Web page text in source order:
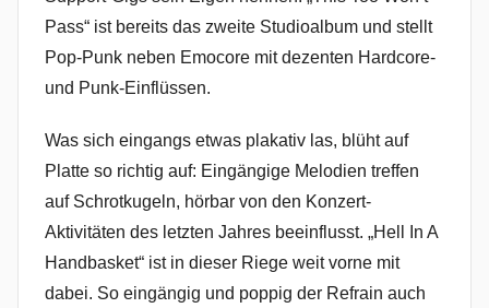
Pass“ ist bereits das zweite Studioalbum und stellt
Pop-Punk neben Emocore mit dezenten Hardcore-
und Punk-Einflüssen.
Was sich eingangs etwas plakativ las, blüht auf
Platte so richtig auf: Eingängige Melodien treffen
auf Schrotkugeln, hörbar von den Konzert-
Aktivitäten des letzten Jahres beeinflusst. „Hell In A
Handbasket“ ist in dieser Riege weit vorne mit
dabei. So eingängig und poppig der Refrain auch